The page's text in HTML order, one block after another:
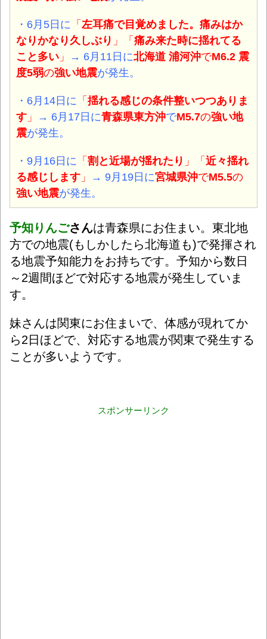
・6月5日に 「 左耳痛で目覚めました。痛みはか
なりかなり久しぶり 」「 痛み来た時に揺れてる
こと多い 」 → 6月11日に北海道 浦河沖でM6.2 震
度5弱の強い地震が発生。
・6月14日に 「 揺れる感じの条件整いつつありま
す 」 → 6月17日に青森県東方沖でM5.7の強い地
震が発生。
・9月16日に 「 割と近場が揺れたり 」「 近々揺れ
る感じします 」 → 9月19日に宮城県沖でM5.5の
強い地震が発生。
予知りんごさんは青森県にお住まい。東北地
方での地震(もしかしたら北海道も)で発揮され
る地震予知能力をお持ちです。予知から数日
～2週間ほどで対応する地震が発生していま
す。
妹さんは関東にお住まいで、体感が現れてか
ら2日ほどで、対応する地震が関東で発生する
ことが多いようです。
スポンサーリンク